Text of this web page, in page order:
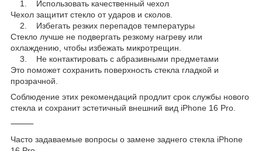
1. Использовать качественный чехол
Чехол защитит стекло от ударов и сколов.
2. Избегать резких перепадов температуры
Стекло лучше не подвергать резкому нагреву или
охлаждению, чтобы избежать микротрещин.
3. Не контактировать с абразивными предметами
Это поможет сохранить поверхность стекла гладкой и
прозрачной.
Соблюдение этих рекомендаций продлит срок службы нового
стекла и сохранит эстетичный внешний вид iPhone 16 Pro.
⸻
Часто задаваемые вопросы о замене заднего стекла iPhone